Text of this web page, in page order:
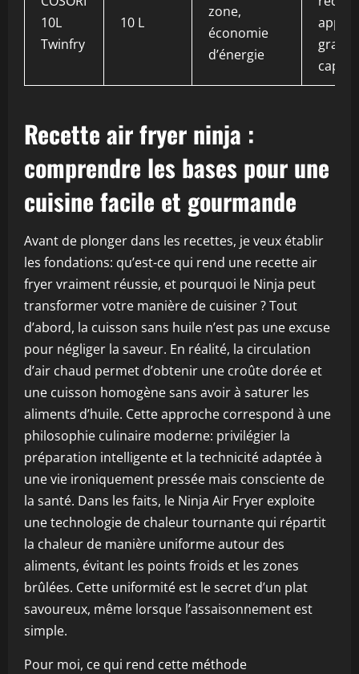
10L
Twinfry
10 L
zone,
économie
d’énergie
appli,
Recette air fryer ninja :
comprendre les bases pour une
cuisine facile et gourmande
Avant de plonger dans les recettes, je veux établir
les fondations: qu’est-ce qui rend une recette air
fryer vraiment réussie, et pourquoi le Ninja peut
transformer votre manière de cuisiner ? Tout
d’abord, la cuisson sans huile n’est pas une excuse
pour négliger la saveur. En réalité, la circulation
d’air chaud permet d’obtenir une croûte dorée et
une cuisson homogène sans avoir à saturer les
aliments d’huile. Cette approche correspond à une
philosophie culinaire moderne: privilégier la
préparation intelligente et la technicité adaptée à
une vie ironiquement pressée mais consciente de
la santé. Dans les faits, le Ninja Air Fryer exploite
une technologie de chaleur tournante qui répartit
la chaleur de manière uniforme autour des
aliments, évitant les points froids et les zones
brûlées. Cette uniformité est le secret d’un plat
savoureux, même lorsque l’assaisonnement est
simple.
Pour moi, ce qui rend cette méthode